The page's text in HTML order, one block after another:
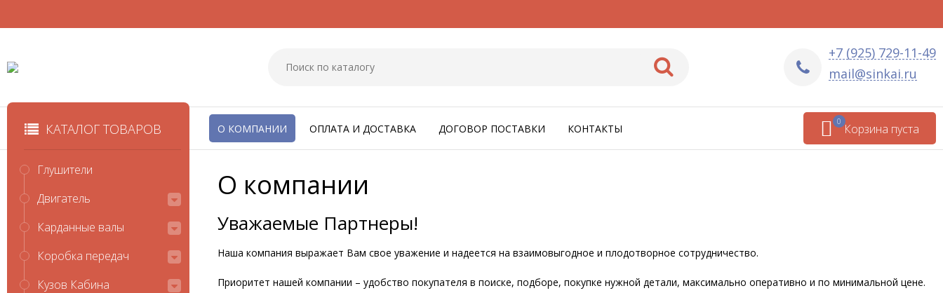
+7 (925) 729-11-49
mail@sinkai.ru
КАТАЛОГ ТОВАРОВ Корзина пуста
0
О КОМПАНИИ ОПЛАТА И ДОСТАВКА ДОГОВОР ПОСТАВКИ КОНТАКТЫ
Глушители
Двигатель
Карданные валы
Коробка передач
Кузов Кабина
О компании
Уважаемые Партнеры!
Наша компания выражает Вам свое уважение и надеется на взаимовыгодное и плодотворное сотрудничество.
Приоритет нашей компании – удобство покупателя в поиске, подборе, покупке нужной детали, максимально оперативно и по минимальной цене.